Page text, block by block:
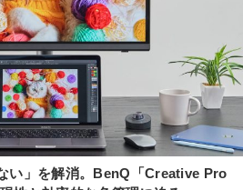
い」を解消。BenQ「Creative Pro